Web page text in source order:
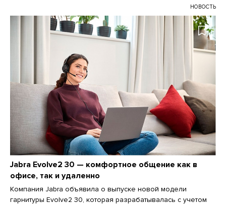
НОВОСТЬ
Jabra Evolve2 30 — комфортное общение как в
офисе, так и удаленно
Компания Jabra объявила о выпуске новой модели
гарнитуры Evolve2 30, которая разрабатывалась с учетом